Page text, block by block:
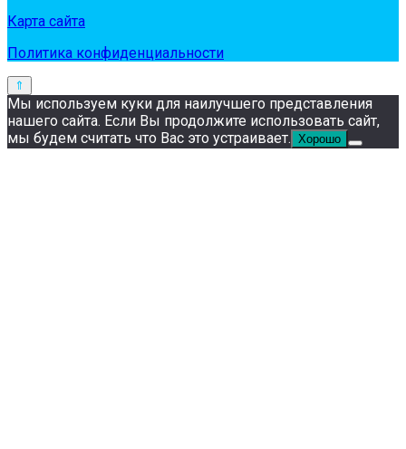
Карта сайта
Политика конфиденциальности
Мы используем куки для наилучшего представления
нашего сайта. Если Вы продолжите использовать сайт,
мы будем считать что Вас это устраивает. Хорошо